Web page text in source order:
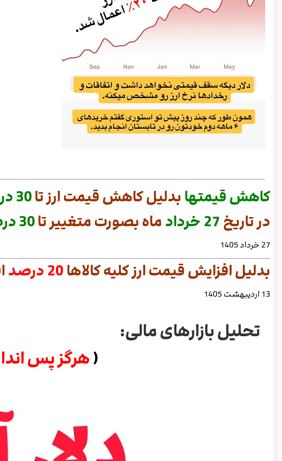
کاهشقیمتهابدلیل کاهش قیمت ارز تا30
در تاریخ 27 خرداد ماه بصورت متغییر تا30
27 خرداد 1405
بدلیل افزایش قیمت ارز کلیه کالاها20 درصد
13 اردیبهشت 1405
تحلیل بازارهای مالی:
(هرگز پس